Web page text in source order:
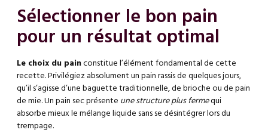
Sélectionner le bon pain
pour un résultat optimal
Le choix du painconstitue l’élément fondamental de cette
recette. Privilégiez absolument un pain rassis de quelques jours,
qu’il s’agisse d’une baguette traditionnelle, de brioche ou de pain
de mie. Un pain sec présente une structure plus fermequi
absorbe mieux le mélange liquide sans se désintégrer lors du
trempage.